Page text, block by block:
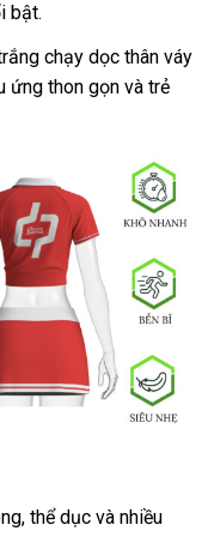
bật.
chạy dọc thân váy
ứng thon gọn và trẻ
thể dục và nhiều